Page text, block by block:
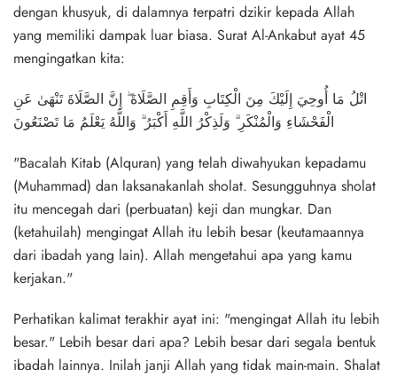
dengan khusyuk, di dalamnya terpatri dzikir kepada Allah
yang memiliki dampak luar biasa. Surat Al-Ankabut ayat 45
mengingatkan kita:
اتْلُ مَا أُوحِيَ إِلَيْكَ مِنَ الْكِتَابِ وَأَقِمِ الصَّلَاةَ ۖ إِنَّ الصَّلَاةَ تَنْهَىٰ عَنِ
الْفَحْشَاءِ وَالْمُنْكَرِ ۗ وَلَذِكْرُ اللَّهِ أَكْبَرُ ۗ وَاللَّهُ يَعْلَمُ مَا تَصْنَعُونَ
"Bacalah Kitab (Alquran) yang telah diwahyukan kepadamu
(Muhammad) dan laksanakanlah sholat. Sesungguhnya sholat
itu mencegah dari (perbuatan) keji dan mungkar. Dan
(ketahuilah) mengingat Allah itu lebih besar (keutamaannya
dari ibadah yang lain). Allah mengetahui apa yang kamu
kerjakan."
Perhatikan kalimat terakhir ayat ini: "mengingat Allah itu lebih
besar." Lebih besar dari apa? Lebih besar dari segala bentuk
ibadah lainnya. Inilah janji Allah yang tidak main-main. Shalat